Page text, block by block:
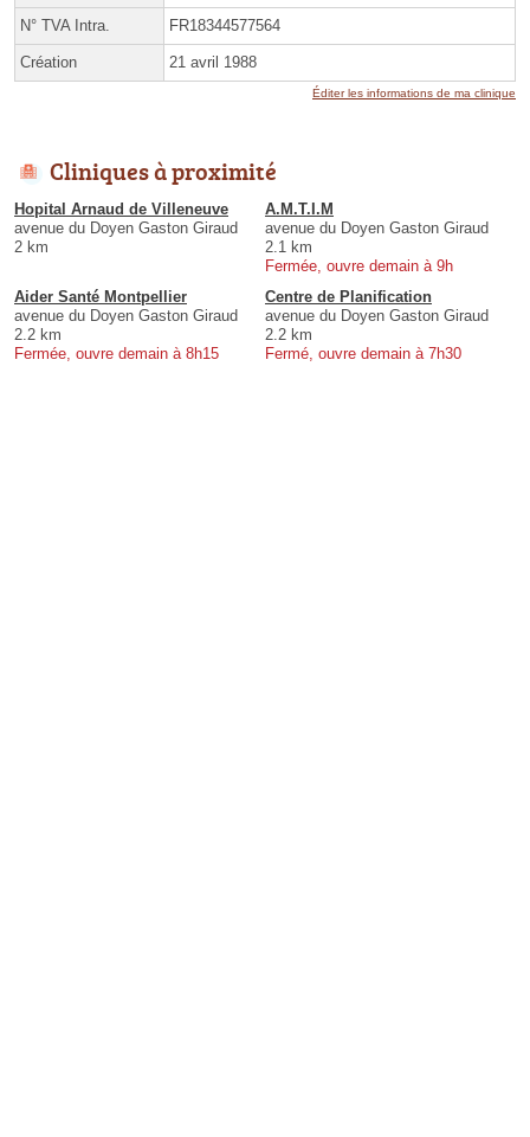
N° TVA Intra. FR18344577564
Création 21 avril 1988
Éditer les informations de ma clinique
Cliniques à proximité
Hopital Arnaud de Villeneuve
avenue du Doyen Gaston Giraud
2 km
A.M.T.I.M
avenue du Doyen Gaston Giraud
2.1 km
Fermée, ouvre demain à 9h
Aider Santé Montpellier
avenue du Doyen Gaston Giraud
2.2 km
Fermée, ouvre demain à 8h15
Centre de Planification
avenue du Doyen Gaston Giraud
2.2 km
Fermé, ouvre demain à 7h30